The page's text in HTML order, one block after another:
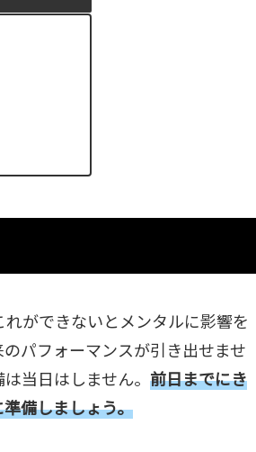
れができないとメンタルに影響を
パフォーマンスが引き出せませ
当日はしません。 前日までにき
備しましょう。